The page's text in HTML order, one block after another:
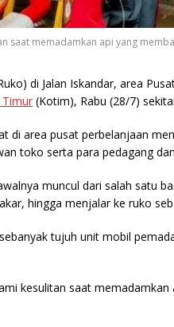
saat memadamkan api yang
di Jalan Iskandar, area
(Kotim), Rabu (28/7)
di area pusat perbelanjaan
toko serta para pedagang
muncul dari salah satu
hingga menjalar ke ruko
tujuh unit mobil
kesulitan saat